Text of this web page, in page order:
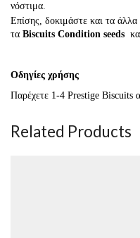
νόστιμα.
Επίσης, δοκιμάστε και τα
τα Biscuits Condition seeds
Οδηγίες χρήσης
Παρέχετε 1-4 Prestige Biscuits
Related Products